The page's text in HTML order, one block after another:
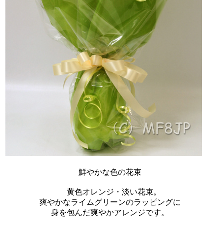
鮮やかな色の花束
黄色オレンジ・淡い花束。
爽やかなライムグリーンのラッピングに
身を包んだ爽やかアレンジです。